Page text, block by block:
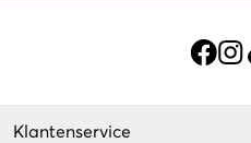
Klantenservice